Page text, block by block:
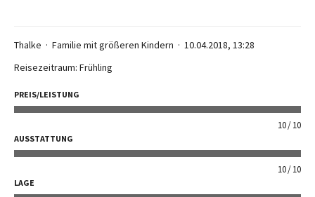
Thalke Familie mit größeren Kindern
10.04.2018, 13:28
Reisezeitraum: Frühling
PREIS/LEISTUNG
10 10
AUSSTATTUNG
10 10
LAGE